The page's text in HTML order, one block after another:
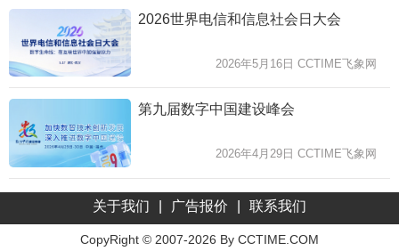
2026世界电信和信息社会日大会
2026年5月16日 CCTIME飞象网
第九届数字中国建设峰会
2026年4月29日 CCTIME飞象网
关于我们 广告报价 联系我们
CopyRight © 2007-2026 By CCTIME.COM